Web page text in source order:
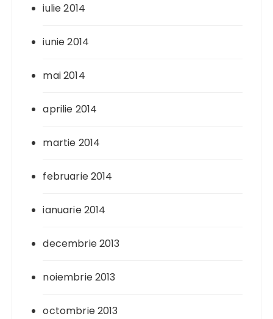
iulie 2014
iunie 2014
mai 2014
aprilie 2014
martie 2014
februarie 2014
ianuarie 2014
decembrie 2013
noiembrie 2013
octombrie 2013